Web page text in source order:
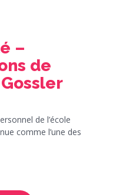
–
de
de l’école
comme l’une des